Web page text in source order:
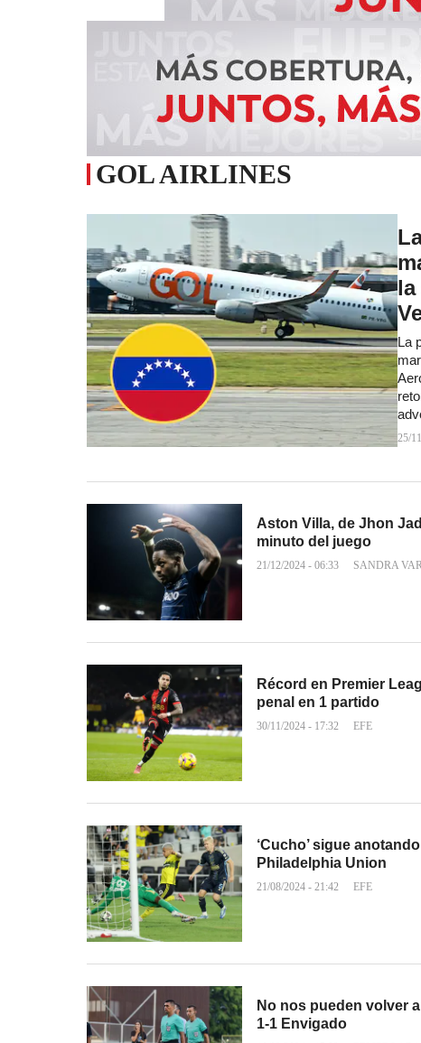
GOL AIRLINES
La
25/
Aston Villa, de Jhon
minuto del juego
21/12/2024 - 06:33 SANDRA
Récord en Premier
penal en 1 partido
30/11/2024 - 17:32 EFE
‘Cucho’ sigue
Philadelphia Union
21/08/2024 - 21:42 EFE
No nos pueden volver
1-1 Envigado